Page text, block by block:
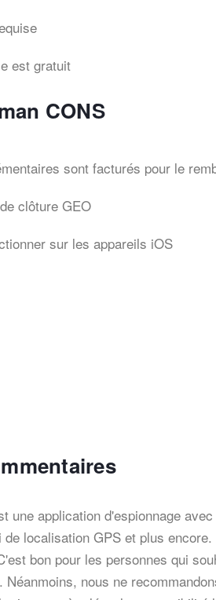
est gratuit
CONS
sont facturés pour le
clôture GEO
sur les appareils iOS
une application d'espionnage
localisation GPS et plus
bon pour les personnes qui
nous ne